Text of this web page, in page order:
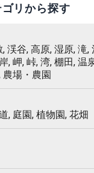
リから探す
渓谷, 高原, 湿原, 滝,
, 岬, 峠, 湾, 棚田, 温
農場・農園
, 庭園, 植物園, 花畑